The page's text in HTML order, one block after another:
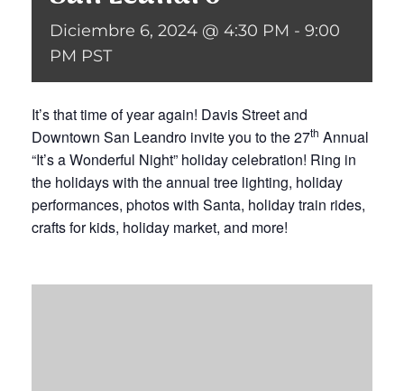
Donar
Diciembre 6, 2024 @ 4:30 PM - 9:00
PM PST
It’s that time of year again! Davis Street and
Downtown San Leandro invite you to the 27th Annual
“It’s a Wonderful Night” holiday celebration! Ring in
the holidays with the annual tree lighting, holiday
performances, photos with Santa, holiday train rides,
crafts for kids, holiday market, and more!